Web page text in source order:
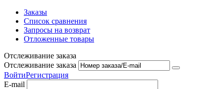
Заказы
Список сравнения
Запросы на возврат
Отложенные товары
Отслеживание заказа
Отслеживание заказа
ВойтиРегистрация
E-mail